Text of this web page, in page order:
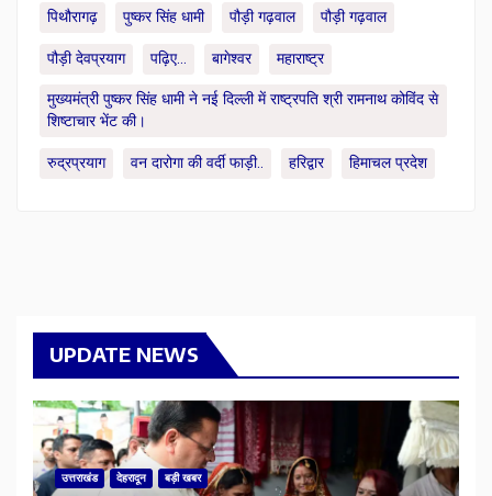
पिथौरागढ़ पुष्कर सिंह धामी पौड़ी गढ़वाल पौड़ी गढ़वाल
पौड़ी देवप्रयाग पढ़िए... बागेश्वर महाराष्ट्र
मुख्यमंत्री पुष्कर सिंह धामी ने नई दिल्ली में राष्ट्रपति श्री रामनाथ कोविंद से
शिष्टाचार भेंट की।
रुद्रप्रयाग वन दारोगा की वर्दी फाड़ी.. हरिद्वार हिमाचल प्रदेश
UPDATE NEWS
उत्तराखंड देहरादून बड़ी खबर